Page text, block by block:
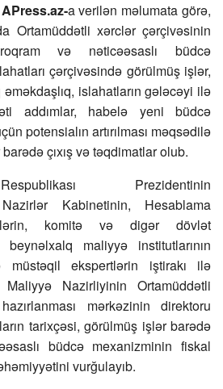
APress.az-a verilən məlumata görə,
Ortamüddətli xərclər çərçivəsinin
və nəticəəsaslı büdcə
çərçivəsində görülmüş işlər,
islahatların gələcəyi ilə
addımlar, habelə yeni büdcə
potensialın artırılması məqsədilə
çıxış və təqdimatlar olub.
Prezidentinin
Nazirlər Kabinetinin, Hesablama
komitə və digər dövlət
beynəlxalq maliyyə institutlarının
müstəqil ekspertlərin iştirakı ilə
Nazirliyinin Ortamüddətli
mərkəzinin direktoru
tarixçəsi, görülmüş işlər barədə
büdcə mexanizminin fiskal
vurğulayıb.